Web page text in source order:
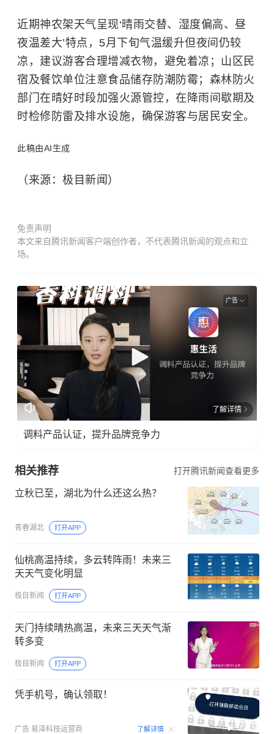
近期神农架天气呈现‘晴雨交替、湿度偏高、昼
夜温差大’特点，5月下旬气温缓升但夜间仍较
凉，建议游客合理增减衣物，避免着凉；山区民
宿及餐饮单位注意食品储存防潮防霉；森林防火
部门在晴好时段加强火源管控，在降雨间歇期及
时检修防雷及排水设施，确保游客与居民安全。
此稿由AI生成
（来源：极目新闻）
免责声明
本文来自腾讯新闻客户端创作者，不代表腾讯新闻的观点和立
场。
广告
了解详情
调料产品认证，提升品牌竞争力
相关推荐 打开腾讯新闻查看更多
立秋已至，湖北为什么还这么热？
青春湖北 打开APP
仙桃高温持续，多云转阵雨！未来三
天天气变化明显
极目新闻 打开APP
天门持续晴热高温，未来三天天气渐
转多变
极目新闻 打开APP
凭手机号，确认领取！
广告 易泽科技运营商 了解详情 00:15